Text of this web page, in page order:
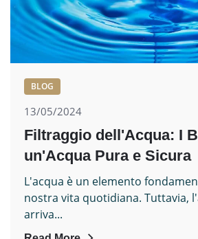
BLOG
13/05/2024
Filtraggio dell'Acqua: I
un'Acqua Pura e Sicura
L'acqua è un elemento
nostra vita quotidiana. Tuttavia,
arriva...